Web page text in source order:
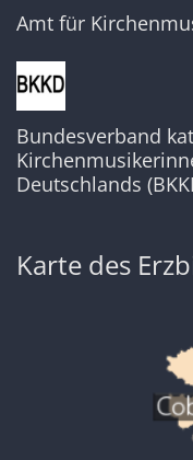
Amt für
Bundesverband
Deutschlands
Karte des